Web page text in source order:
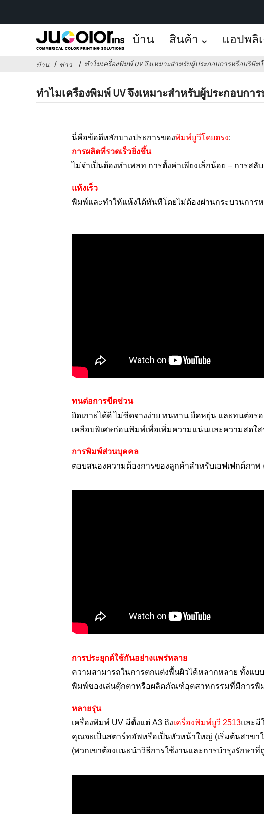
บ้าน สินค้า แอปพลิ
บ้าน ข่าว ทำไมเครื่องพิมพ์ UV จึงเหมาะสำหรับผู้ประกอบการหรือบริษัท
ทำไมเครื่องพิมพ์ UV จึงเหมาะสำหรับผู้ประกอบกา
นี่คือข้อดีหลักบางประการของพิมพ์ยูวีโดยตรง:
การผลิตที่รวดเร็วยิ่งขึ้น
ไม่จำเป็นต้องทำเพลท การตั้งค่าเพียงเล็กน้อย – การ
แห้งเร็ว
พิมพ์และทำให้แห้งได้ทันทีโดยไม่ต้องผ่านกระบวนกา
ทนต่อการขีดข่วน
ยึดเกาะได้ดี ไม่ซีดจางง่าย ทนทาน ยืดหยุ่น และทนต่อร
เคลือบพิเศษก่อนพิมพ์เพื่อเพิ่มความแน่นและความสดใส
การพิมพ์ส่วนบุคคล
ตอบสนองความต้องการของลูกค้าสำหรับเอฟเฟกต์ภา
การประยุกต์ใช้กันอย่างแพร่หลาย
ความสามารถในการตกแต่งพื้นผิวได้หลากหลาย ทั้งแ
พิมพ์ของเล่นตุ๊กตาหรือผลิตภัณฑ์อุตสาหกรรมที่มีการพิ
หลายรุ่น
เครื่องพิมพ์ UV มีตั้งแต่ A3 ถึงเครื่องพิมพ์ยูวี 2513และมี
คุณจะเป็นสตาร์ทอัพหรือเป็นหัวหน้าใหญ่ (เริ่มต้นสาขา
(พวกเขาต้องแนะนำวิธีการใช้งานและการบำรุงรักษา